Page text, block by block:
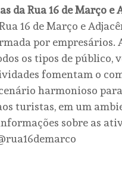
da Rua 16 de Março e
16 de Março e
por empresários.
os tipos de público,
fomentam o
harmonioso
turistas, em um
sobre as